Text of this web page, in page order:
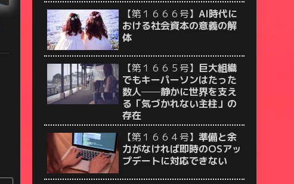
【第１６６６号】 AI時代に
おける社会資本の意義の解
体
【第１６６５号】 巨大組織
でもキーパーソンはたった
数人──静かに世界を支え
る「気づかれない主柱」の
存在
【第１６６４号】 準備と余
力がなければ即時のOSアッ
プデートに対応できない